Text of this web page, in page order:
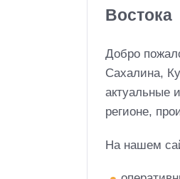
Востока
Добро
Сахалина,
актуальные
регионе,
На нашем